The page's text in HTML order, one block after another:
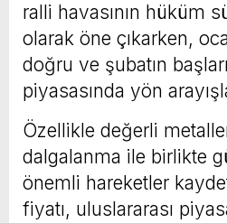
ralli havasının hüküm
olarak öne çıkarken,
doğru ve şubatın
piyasasında yön
Özellikle değerli
dalgalanma ile birlikte
önemli hareketler
fiyatı, uluslararası